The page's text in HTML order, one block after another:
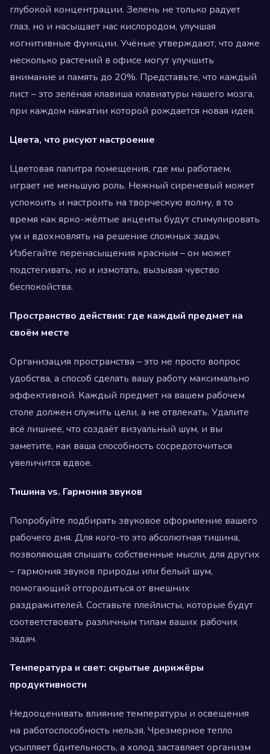
глубокой концентрации. Зелень не только радует
глаз, но и насыщает нас кислородом, улучшая
когнитивные функции. Учёные утверждают, что даже
несколько растений в офисе могут улучшить
внимание и память до 20%. Представьте, что каждый
лист – это зелёная клавиша клавиатуры нашего мозга,
при каждом нажатии которой рождается новая идея.
Цвета, что рисуют настроение
Цветовая палитра помещения, где мы работаем,
играет не меньшую роль. Нежный сиреневый может
успокоить и настроить на творческую волну, в то
время как ярко-жёлтые акценты будут стимулировать
ум и вдохновлять на решение сложных задач.
Избегайте перенасыщения красным – он может
подстегивать, но и измотать, вызывая чувство
беспокойства.
Пространство действия: где каждый предмет на
своём месте
Организация пространства – это не просто вопрос
удобства, а способ сделать вашу работу максимально
эффективной. Каждый предмет на вашем рабочем
столе должен служить цели, а не отвлекать. Удалите
всё лишнее, что создаёт визуальный шум, и вы
заметите, как ваша способность сосредоточиться
увеличится вдвое.
Тишина vs. Гармония звуков
Попробуйте подбирать звуковое оформление вашего
рабочего дня. Для кого-то это абсолютная тишина,
позволяющая слышать собственные мысли, для других
– гармония звуков природы или белый шум,
помогающий отгородиться от внешних
раздражителей. Составьте плейлисты, которые будут
соответствовать различным типам ваших рабочих
задач.
Температура и свет: скрытые дирижёры
продуктивности
Недооценивать влияние температуры и освещения
на работоспособность нельзя. Чрезмерное тепло
усыпляет бдительность, а холод заставляет организм